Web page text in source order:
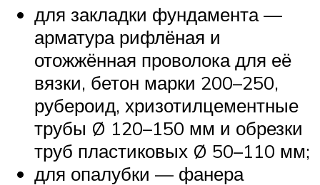
для закладки фундамента —
арматура рифлёная и
отожжённая проволока для её
вязки, бетон марки 200–250,
рубероид, хризотилцементные
трубы Ø 120–150 мм и обрезки
труб пластиковых Ø 50–110 мм;
для опалубки — фанера